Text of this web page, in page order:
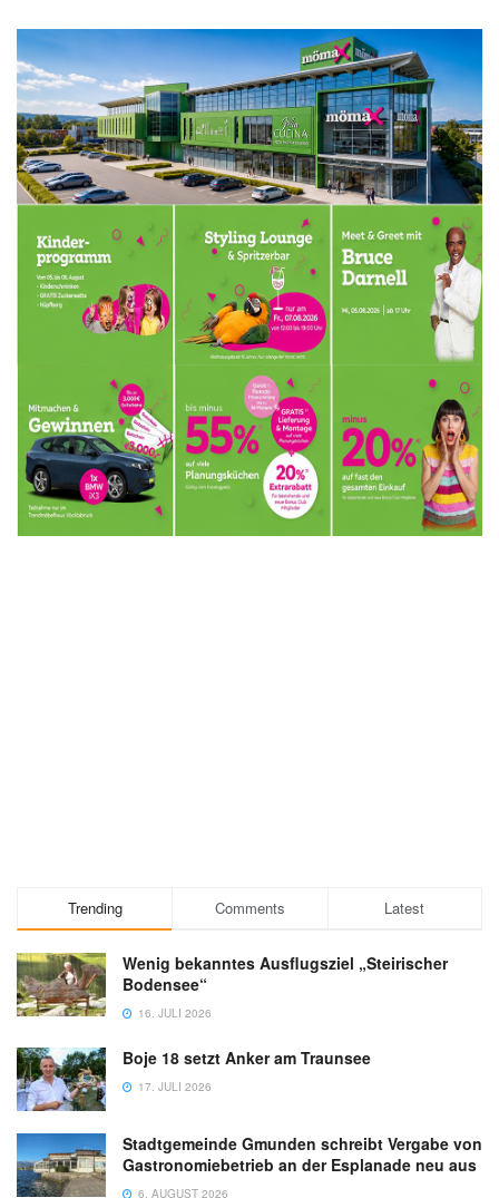
Trending Comments Latest
Wenig bekanntes Ausflugsziel „Steirischer
Bodensee“
16. JULI 2026
Boje 18 setzt Anker am Traunsee
17. JULI 2026
Stadtgemeinde Gmunden schreibt Vergabe von
Gastronomiebetrieb an der Esplanade neu aus
6. AUGUST 2026